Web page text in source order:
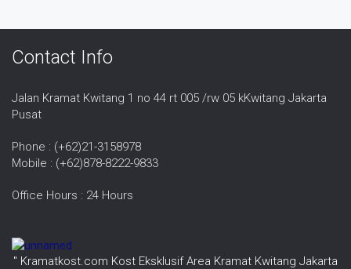
Contact Info
Jalan Kramat Kwitang 1 no 44 rt 005 /rw 05 kKwitang Jakarta
Pusat
Phone : (+62)21-3158978
Mobile : (+62)878-8222-9833
Office Hours : 24 Hours
" Kramatkost.com Kost Eksklusif Area Kramat Kwitang Jakarta